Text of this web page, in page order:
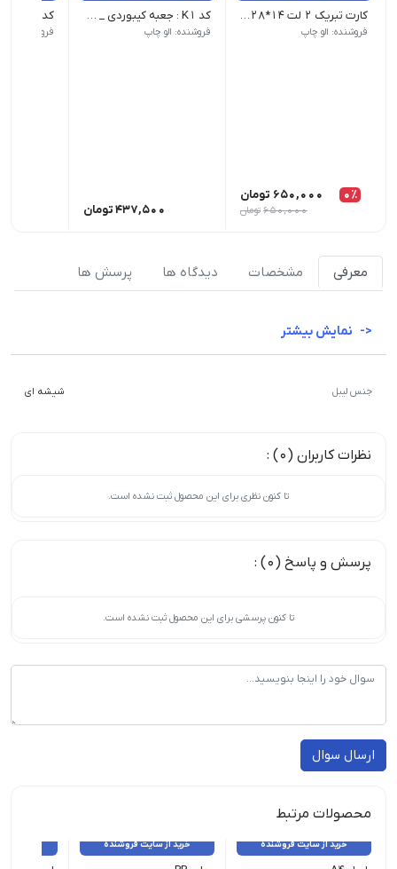
کارت تبریک 2 لت 14*28 _ 100 عدد
فروشنده: الو چاپ
0٪ 650,000 تومان
650,000 تومان
کد K1 : جعبه کیبوردی _ 25 عدد
فروشنده: الو چاپ
437,500تومان
فروشنده: الو
معرفی مشخصات دیدگاه ها پرسش ها
جنس لیبل شیشه ای
نظرات کاربران (0) :
تا کنون نظری برای این محصول ثبت نشده است.
پرسش و پاسخ (0) :
تا کنون پرسشی برای این محصول ثبت نشده است.
ارسال سوال
محصولات مرتبط
خرید از سایت فروشنده خرید از سایت فروشنده